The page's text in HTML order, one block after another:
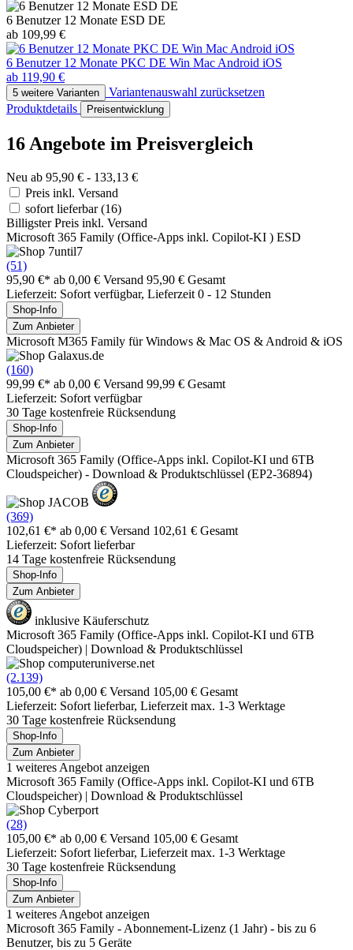
6 Benutzer 12 Monate ESD DE
ab 109,99 €
6 Benutzer 12 Monate PKC DE Win Mac Android iOS
ab 119,90 €
5 weitere Varianten
Variantenauswahl zurücksetzen
Produktdetails
Preisentwicklung
16 Angebote im Preisvergleich
Neu ab 95,90 € - 133,13 €
Preis inkl. Versand
sofort lieferbar(16)
Billigster Preis inkl. Versand
Microsoft 365 Family (Office-Apps inkl. Copilot-KI ) ESD
(51)
95,90 €* ab 0,00 € Versand 95,90 € Gesamt
Lieferzeit: Sofort verfügbar, Lieferzeit 0 - 12 Stunden
Shop-Info
Zum Anbieter
Microsoft M365 Family für Windows & Mac OS & Android & iOS
(160)
99,99 €* ab 0,00 € Versand 99,99 € Gesamt
Lieferzeit: Sofort verfügbar
30 Tage kostenfreie Rücksendung
Shop-Info
Zum Anbieter
Microsoft 365 Family (Office-Apps inkl. Copilot-KI und 6TB
Cloudspeicher) - Download & Produktschlüssel (EP2-36894)
(369)
102,61 €* ab 0,00 € Versand 102,61 € Gesamt
Lieferzeit: Sofort lieferbar
14 Tage kostenfreie Rücksendung
Shop-Info
Zum Anbieter
inklusive Käuferschutz
Microsoft 365 Family (Office-Apps inkl. Copilot-KI und 6TB
Cloudspeicher) | Download & Produktschlüssel
(2.139)
105,00 €* ab 0,00 € Versand 105,00 € Gesamt
Lieferzeit: Sofort lieferbar, Lieferzeit max. 1-3 Werktage
30 Tage kostenfreie Rücksendung
Shop-Info
Zum Anbieter
1 weiteres Angebot anzeigen
Microsoft 365 Family (Office-Apps inkl. Copilot-KI und 6TB
Cloudspeicher) | Download & Produktschlüssel
(28)
105,00 €* ab 0,00 € Versand 105,00 € Gesamt
Lieferzeit: Sofort lieferbar, Lieferzeit max. 1-3 Werktage
30 Tage kostenfreie Rücksendung
Shop-Info
Zum Anbieter
1 weiteres Angebot anzeigen
Microsoft 365 Family - Abonnement-Lizenz (1 Jahr) - bis zu 6
Benutzer, bis zu 5 Geräte